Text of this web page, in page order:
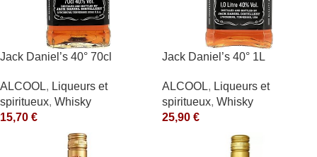
Jack Daniel’s 40° 70cl
ALCOOL, Liqueurs et
spiritueux, Whisky
15,70 €
Jack Daniel’s 40° 1L
ALCOOL, Liqueurs et
spiritueux, Whisky
25,90 €